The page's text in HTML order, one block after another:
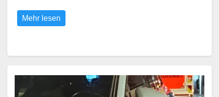
Mehr lesen